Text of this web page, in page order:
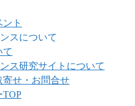
ト
スについて
て
ス研究サイトについて
せ・お問合せ
TOP